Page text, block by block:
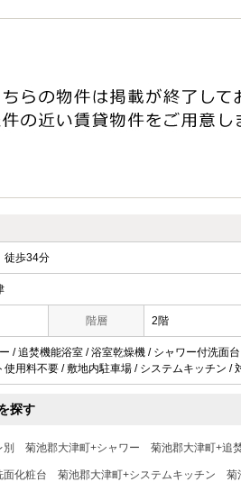
徒歩34分
階層 2階
/ 追焚機能浴室 / 浴室乾燥機 / シャワー付洗面
使用料不要 / 敷地内駐車場 / システムキッチン /
探す
菊池郡大津町+シャワー 菊池郡大津町+追
面化粧台 菊池郡大津町+システムキッチン 菊